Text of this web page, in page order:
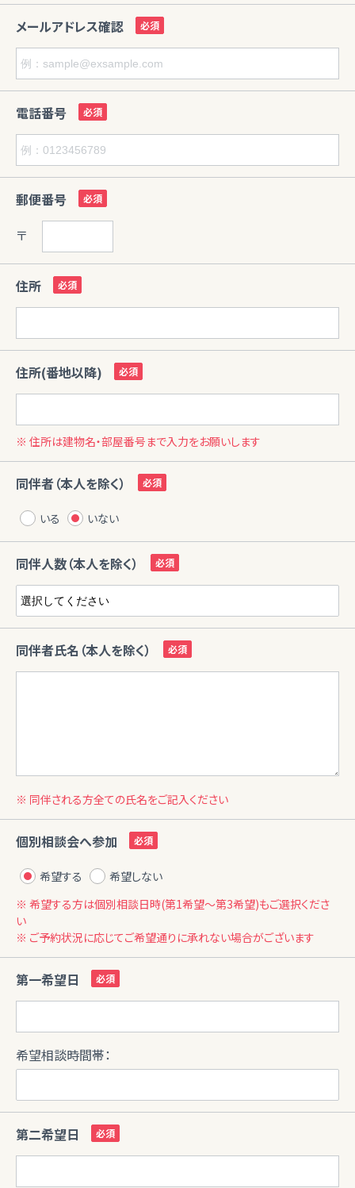
メールアドレス確認
電話番号
郵便番号
〒
住所
住所(番地以降)
※ 住所は建物名・部屋番号まで入力をお願いします
同伴者（本人を除く）
いる いない
同伴人数（本人を除く）
同伴者氏名（本人を除く）
※ 同伴される方全ての氏名をご記入ください
個別相談会へ参加
希望する
希望しない
※ 希望する方は個別相談日時(第1希望〜第3希望)もご選択くださ
い
※ ご予約状況に応じてご希望通りに承れない場合がございます
第一希望日
希望相談時間帯：
第二希望日